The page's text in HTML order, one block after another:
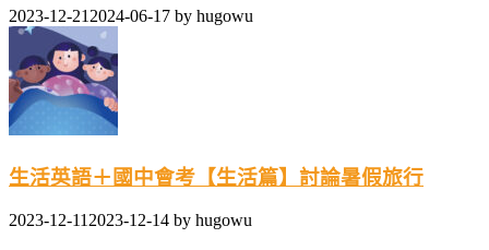
2023-12-21 2024-06-17 by hugowu
生活英語＋國中會考【生活篇】討論暑假旅行
2023-12-11 2023-12-14 by hugowu